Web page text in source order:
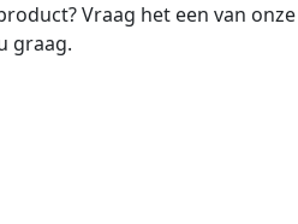
Vraag het een van onze
graag.